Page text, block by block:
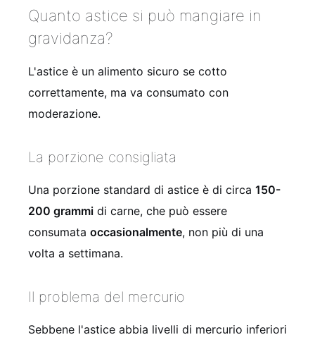
Quanto astice si può mangiare in
gravidanza?
L'astice è un alimento sicuro se cotto
correttamente, ma va consumato con
moderazione.
La porzione consigliata
Una porzione standard di astice è di circa 150-
200 grammi di carne, che può essere
consumata occasionalmente, non più di una
volta a settimana.
Il problema del mercurio
Sebbene l'astice abbia livelli di mercurio inferiori